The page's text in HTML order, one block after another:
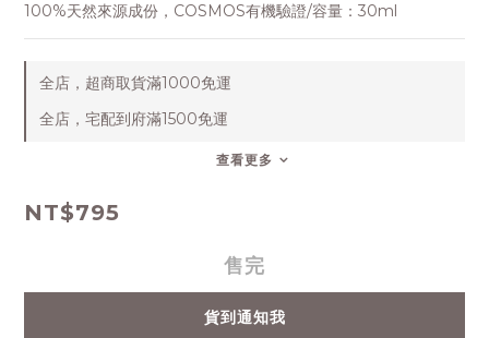
100%天然來源成份，COSMOS有機驗證/容量：30ml
全店，超商取貨滿1000免運
全店，宅配到府滿1500免運
查看更多
NT$795
售完
貨到通知我